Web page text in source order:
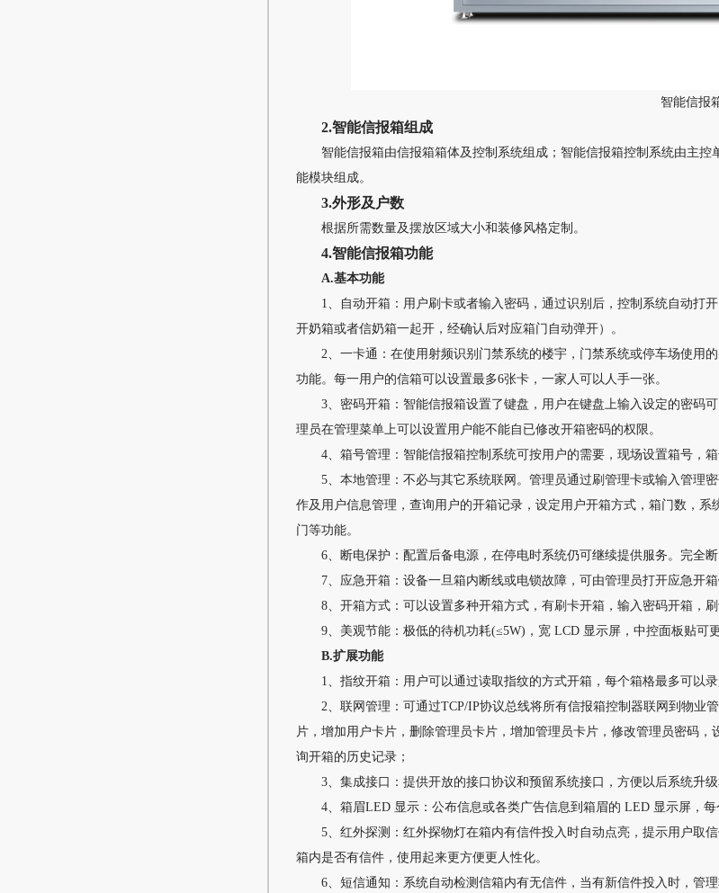
智能信报
2.智能信报箱组成
智能信报箱由信报箱箱体及控制系统组成；智能信报箱控制系统由主
能模块组成。
3.外形及户数
根据所需数量及摆放区域大小和装修风格定制。
4.智能信报箱功能
A.基本功能
1、自动开箱：用户刷卡或者输入密码，通过识别后，控制系统自动打开
开奶箱或者信奶箱一起开，经确认后对应箱门自动弹开）。
2、一卡通：在使用射频识别门禁系统的楼宇，门禁系统或停车场使用
功能。每一用户的信箱可以设置最多6张卡，一家人可以人手一张。
3、密码开箱：智能信报箱设置了键盘，用户在键盘上输入设定的密码
理员在管理菜单上可以设置用户能不能自已修改开箱密码的权限。
4、箱号管理：智能信报箱控制系统可按用户的需要，现场设置箱号，
5、本地管理：不必与其它系统联网。管理员通过刷管理卡或输入管理
作及用户信息管理，查询用户的开箱记录，设定用户开箱方式，箱门数，
门等功能。
6、断电保护：配置后备电源，在停电时系统仍可继续提供服务。完全
7、应急开箱：设备一旦箱内断线或电锁故障，可由管理员打开应急开箱
8、开箱方式：可以设置多种开箱方式，有刷卡开箱，输入密码开箱，
9、美观节能：极低的待机功耗(≤5W)，宽 LCD 显示屏，中控面板贴可
B.扩展功能
1、指纹开箱：用户可以通过读取指纹的方式开箱，每个箱格最多可以录
2、联网管理：可通过TCP/IP协议总线将所有信报箱控制器联网到物
片，增加用户卡片，删除管理员卡片，增加管理员卡片，修改管理员密码
询开箱的历史记录；
3、集成接口：提供开放的接口协议和预留系统接口，方便以后系统升
4、箱眉LED 显示：公布信息或各类广告信息到箱眉的 LED 显示屏，每
5、红外探测：红外探物灯在箱内有信件投入时自动点亮，提示用户取
箱内是否有信件，使用起来更方便更人性化。
6、短信通知：系统自动检测信箱内有无信件，当有新信件投入时，管